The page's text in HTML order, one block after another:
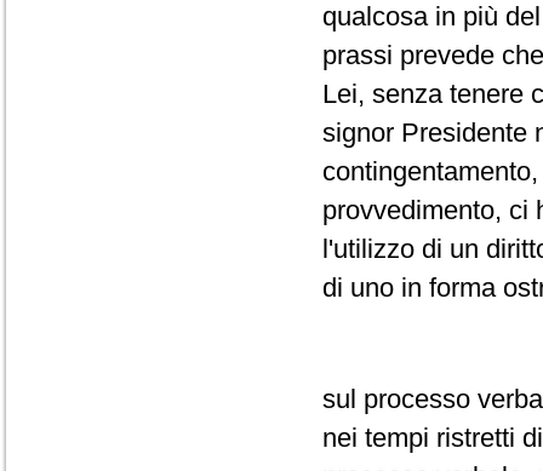
qualcosa in più
prassi prevede
Lei, senza tenere
signor Presidente
provvedimento, ci
l'utilizzo di un
di uno in forma
sul processo
nei tempi ristretti